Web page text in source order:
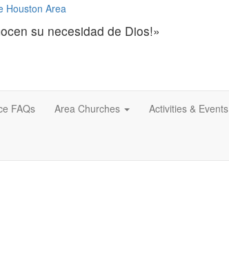
su necesidad de Dios!»
FAQs Area Churches Activities & Events